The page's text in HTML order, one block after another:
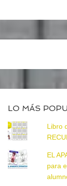
LO MÁS
Libro
EL
para